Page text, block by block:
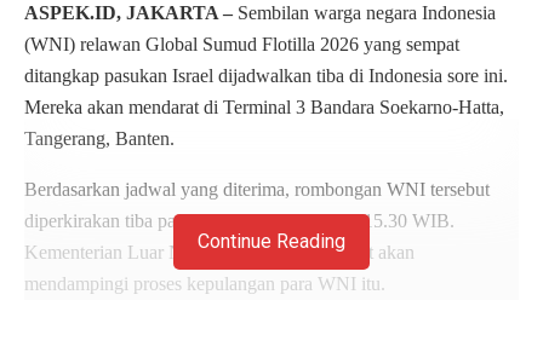
ASPEK.ID, JAKARTA – Sembilan warga negara Indonesia
(WNI) relawan Global Sumud Flotilla 2026 yang sempat
ditangkap pasukan Israel dijadwalkan tiba di Indonesia sore ini.
Mereka akan mendarat di Terminal 3 Bandara Soekarno-Hatta,
Tangerang, Banten.
Berdasarkan jadwal yang diterima, rombongan WNI tersebut
diperkirakan tiba pada Minggu (24/5) pukul 15.30 WIB.
Kementerian Luar Negeri (Kemlu) RI disebut akan
mendampingi proses kepulangan para WNI itu.
Continue Reading